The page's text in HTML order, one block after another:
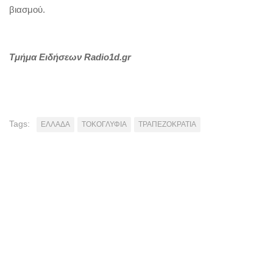
βιασμού.
Τμήμα Ειδήσεων Radio1d.gr
Tags: ΕΛΛΑΔΑ ΤΟΚΟΓΛΥΦΙΑ ΤΡΑΠΕΖΟΚΡΑΤΙΑ